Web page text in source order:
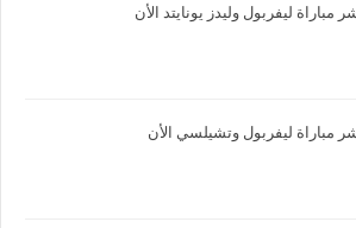
مباراة ليفربول وليدز يونايتد الأن
مباراة ليفربول وتشيلسي الأن